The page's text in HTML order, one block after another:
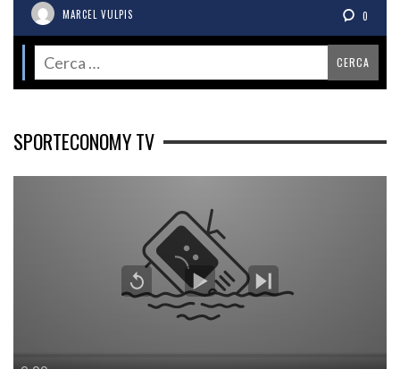
MARCEL VULPIS 0
SPORTECONOMY TV